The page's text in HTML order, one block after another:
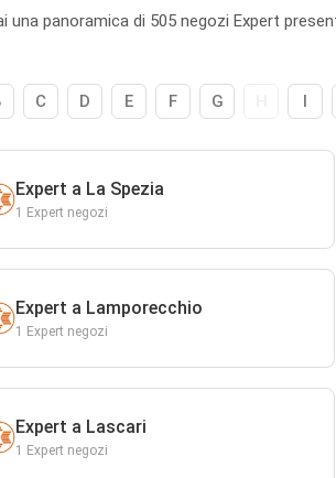
una panoramica di 505 negozi Expert
C D E F G I
Expert a La Spezia
1 Expert negozi
Expert a Lamporecchio
1 Expert negozi
Expert a Lascari
1 Expert negozi